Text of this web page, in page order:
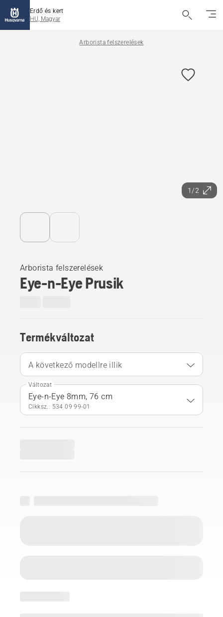
Erdő és kert
HU, Magyar
Arborista felszerelések
1/2
Arborista felszerelések
Eye-n-Eye Prusik
Termékváltozat
A következő modellre illik
Változat
Eye-n-Eye 8mm, 76 cm
Cikksz.: 534 09 99‑01